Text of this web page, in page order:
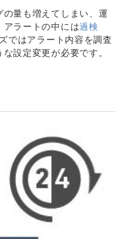
量も増えてしまい、運
アラートの中には過検
ではアラート内容を調査
設定変更が必要です。